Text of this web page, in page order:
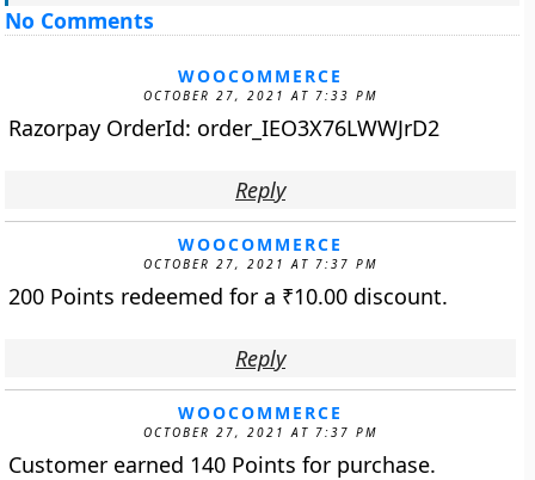
No Comments
WOOCOMMERCE
OCTOBER 27, 2021 AT 7:33 PM
Razorpay OrderId: order_IEO3X76LWWJrD2
Reply
WOOCOMMERCE
OCTOBER 27, 2021 AT 7:37 PM
200 Points redeemed for a ₹10.00 discount.
Reply
WOOCOMMERCE
OCTOBER 27, 2021 AT 7:37 PM
Customer earned 140 Points for purchase.